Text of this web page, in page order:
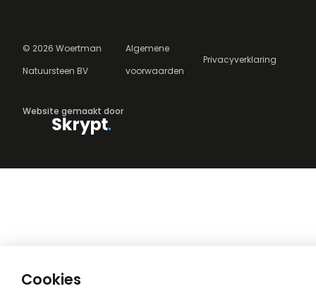
© 2026 Woertman
Natuursteen BV
Algemene
voorwaarden
Privacyverklaring
Website gemaakt door
Cookies